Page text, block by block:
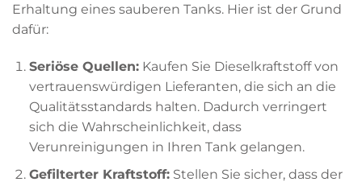
Erhaltung eines sauberen Tanks. Hier ist der Grund
dafür:
Seriöse Quellen:Kaufen Sie Dieselkraftstoff von
vertrauenswürdigen Lieferanten, die sich an die
Qualitätsstandards halten. Dadurch verringert
sich die Wahrscheinlichkeit, dass
Verunreinigungen in Ihren Tank gelangen.
Gefilterter Kraftstoff:Stellen Sie sicher, dass der